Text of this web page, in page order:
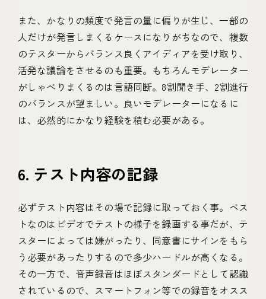
また、かなりの頻度で発言の量に偏りが生じ、一部の
人だけが発言しまくるケースになりがちなので、複数
のテスターからバランス良くアイディアを受け取り、
活発な議論をさせるのも重要。もちろんモデレーター
がしゃべりまくるのは言語同断。8割聞き手、2割進行
のバランスが望ましい。良いモデレーターになるに
は、必然的にかなり経験を積む必要がある。
6. テスト内容の記録
必ずテスト内容はその場で記録に取っておく事。ベス
トなのはビデオでテストの様子を録画する事だが、テ
スターによっては嫌がったり、同意書にサインをもら
う必要があったりするので多少ハードルが高くなる。
その一方で、音声録音はほぼスタンダードとして認識
されているので、スマートフォン等での録音をオスス